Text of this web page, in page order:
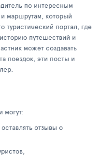
по интересным
маршрутам, который
туристический портал, где
путешествий и
может создавать
поездок, эти посты и
могут:
отзывы о